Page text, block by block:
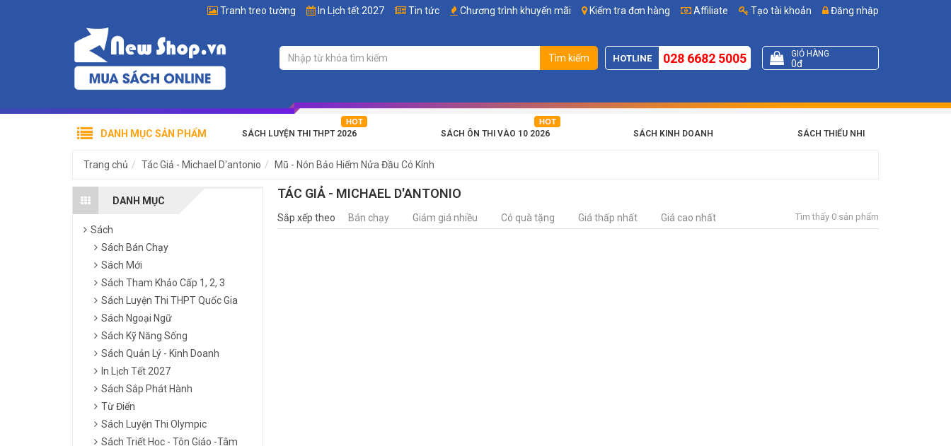
Affiliate Tạo tài khoản Đăng nhập
Tranh treo tường In Lịch tết 2027 Tin tức Chương trình khuyến mãi Kiểm tra đơn hàng
Tìm kiếm HOTLINE 028 6682 5005 GIỎ HÀNG
0đ
SÁCH LUYỆN THI THPT 2026 SÁCH ÔN THI VÀO 10 2026 SÁCH KINH DOANH SÁCH THIẾU NHI
DANH MỤC SẢN PHẨM
Trang chủ Tác Giả - Michael D'antonio Mũ - Nón Bảo Hiểm Nửa Đầu Có Kính
DANH MỤC
Sách
Sách Bán Chạy
Sách Mới
Sách Tham Khảo Cấp 1, 2, 3
Sách Luyện Thi THPT Quốc Gia
Sách Ngoại Ngữ
Sách Kỹ Năng Sống
Sách Quản Lý - Kinh Doanh
In Lịch Tết 2027
Sách Sắp Phát Hành
Từ Điển
Sách Luyện Thi Olympic
Sách Triết Học - Tôn Giáo -Tâm
TÁC GIẢ - MICHAEL D'ANTONIO
Sắp xếp theo Bán chạy Giảm giá nhiều Có quà tặng Giá thấp nhất Giá cao nhất Tìm thấy 0 sản phẩm